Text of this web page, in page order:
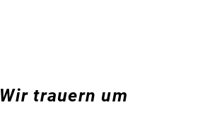
Wir trauern um